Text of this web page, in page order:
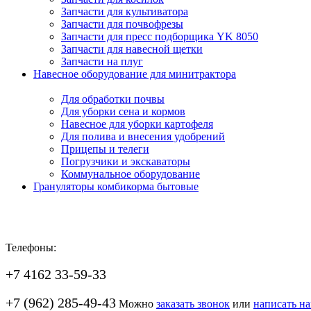
Запчасти для культиватора
Запчасти для почвофрезы
Запчасти для пресс подборщика YK 8050
Запчасти для навесной щетки
Запчасти на плуг
Навесное оборудование для минитрактора
Для обработки почвы
Для уборки сена и кормов
Навесное для уборки картофеля
Для полива и внесения удобрений
Прицепы и телеги
Погрузчики и экскаваторы
Коммунальное оборудование
Грануляторы комбикорма бытовые
Телефоны:
+7 4162 33-59-33
+7 (962) 285-49-43 Можно заказать звонок или написать